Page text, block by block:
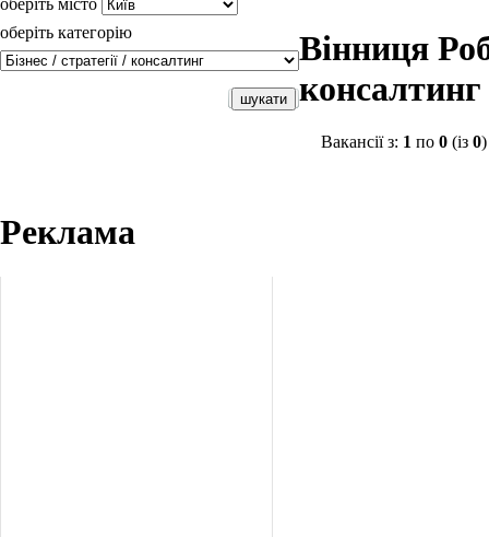
оберіть місто
оберіть категорію
Реклама
Вінниця
Вакансії з: 1 по 0 (із 0)